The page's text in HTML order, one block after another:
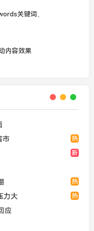
关键词、
内容效果
热
市
新
热
热
力大
应